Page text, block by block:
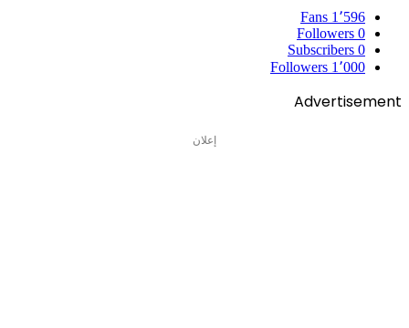
1٬596 Fans
0
Followers
0
Subscribers
1٬000 Followers
Advertisement
إعلان